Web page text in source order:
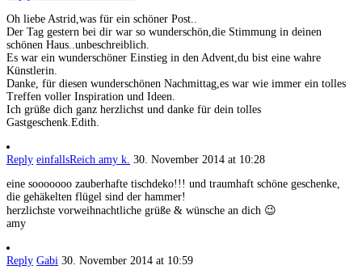
Oh liebe Astrid,was für ein schöner Post..
Der Tag gestern bei dir war so wunderschön,die Stimmung in deinen
schönen Haus..unbeschreiblich.
Es war ein wunderschöner Einstieg in den Advent,du bist eine wahre
Künstlerin.
Danke, für diesen wunderschönen Nachmittag,es war wie immer ein tolles
Treffen voller Inspiration und Ideen.
Ich grüße dich ganz herzlichst und danke für dein tolles
Gastgeschenk.Edith.
Reply einfallsReich amy k. 30. November 2014 at 10:28
eine sooooooo zauberhafte tischdeko!!! und traumhaft schöne geschenke,
die gehäkelten flügel sind der hammer!
herzlichste vorweihnachtliche grüße & wünsche an dich 😉
amy
Reply Gabi 30. November 2014 at 10:59